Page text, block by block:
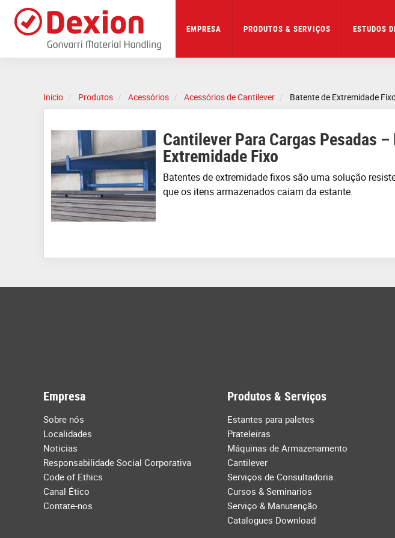
main
EMPRESA PRODUTOS & SERVIÇOS ESTUDOS
Inicio Produtos Acessórios Acessórios de Cantilever Batente de Extremidade
Cantilever Para Cargas Pesadas
Extremidade Fixo
Batentes deextremidadefixossão uma solução
que os itens armazenadoscaiam da estante.
Empresa
Sobre nós
Localidades
Noticias
Responsabilidade Social Corporativa
Code of Ethics
Canal Ético
Contate-nos
Produtos & Serviços
Estantes para paletes
Prateleiras
Máquinas de Armazenamento
Cantilever
Serviços de Consultadoria
Cursos & Seminarios
Serviço & Manutenção
Catalogues Download